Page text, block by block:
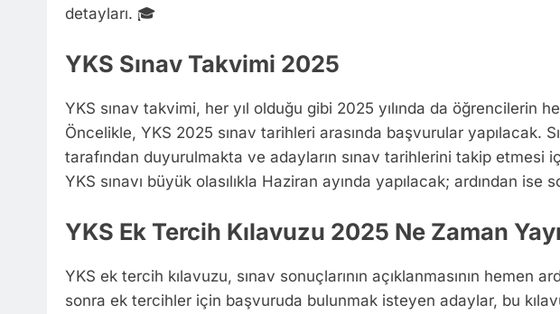
detayları. 🎓
YKS Sınav Takvimi 2025
YKS sınav takvimi, her yıl olduğu gibi 2025 yılında da öğrencilerin
Öncelikle, YKS 2025 sınav tarihleri arasında başvurular yapılacak.
tarafından duyurulmakta ve adayların sınav tarihlerini takip etmesi
YKS sınavı büyük olasılıkla Haziran ayında yapılacak; ardından ise
YKS Ek Tercih Kılavuzu 2025 Ne Zaman
YKS ek tercih kılavuzu, sınav sonuçlarının açıklanmasının hemen
sonra ek tercihler için başvuruda bulunmak isteyen adaylar, bu